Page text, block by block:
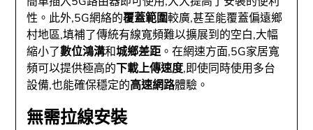
性。此外,5G網絡的覆蓋範圍較廣,甚至能覆蓋偏遠鄉
村地區,填補了傳統有線寬頻難以擴展到的空白,大幅
縮小了數位鴻溝和城鄉差距 。在網速方面,5G家居寬
頻可以提供極高的下載上傳速度,即使同時使用多台
設備,也能確保穩定的高速網路體驗。
無需拉線安裝